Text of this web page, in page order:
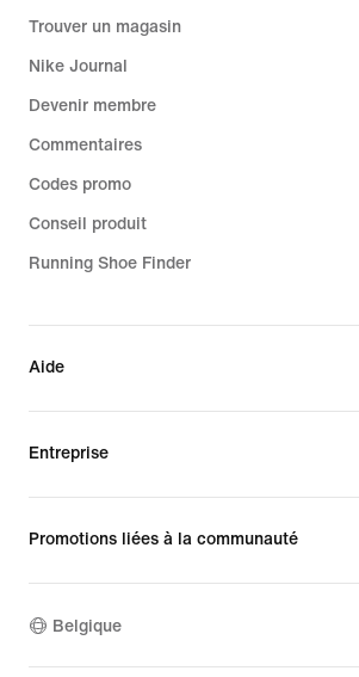
Trouver un magasin
Nike Journal
Devenir membre
Commentaires
Codes promo
Conseil produit
Running Shoe Finder
Aide
Entreprise
Promotions liées à la communauté
Belgique